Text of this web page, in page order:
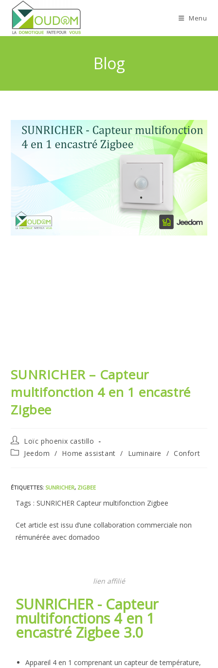
Menu
Blog
SUNRICHER – Capteur
multifonction 4 en 1 encastré
Zigbee
Loïc phoenix castillo
Jeedom / Home assistant / Luminaire / Confort
ÉTIQUETTES: SUNRICHER, ZIGBEE
Tags : SUNRICHER Capteur multifonction Zigbee
Cet article est issu d’une collaboration commerciale non
rémunérée avec domadoo
lien affilié
SUNRICHER - Capteur
multifonctions 4 en 1
encastré Zigbee 3.0
Appareil 4 en 1 comprenant un capteur de température,